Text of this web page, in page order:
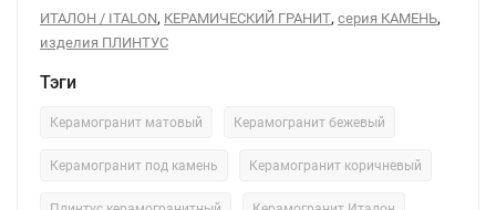
ИТАЛОН / ITALON, КЕРАМИЧЕСКИЙ ГРАНИТ, серия КАМЕНЬ,
изделия ПЛИНТУС
Тэги
Керамогранит матовый Керамогранит бежевый
Керамогранит под камень Керамогранит коричневый